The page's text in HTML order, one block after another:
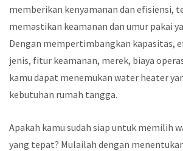
memberikan kenyamanan dan efisiensi,
memastikan keamanan dan umur pakai
Dengan mempertimbangkan kapasitas,
jenis, fitur keamanan, merek, biaya
kamu dapat menemukan water heater
kebutuhan rumah tangga.
Apakah kamu sudah siap untuk memilih
yang tepat? Mulailah dengan